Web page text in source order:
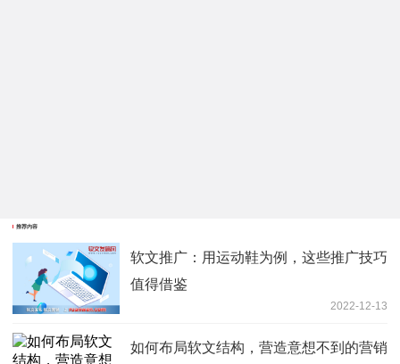
推荐内容
软文推广：用运动鞋为例，这些推广技巧
值得借鉴
2022-12-13
如何布局软文结构，营造意想不到的营销